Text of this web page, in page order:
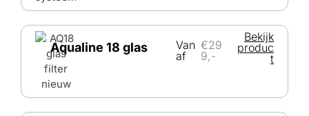
Aqualine 18 glas
Van
af
€29
9,-
Bekijk
produc
t